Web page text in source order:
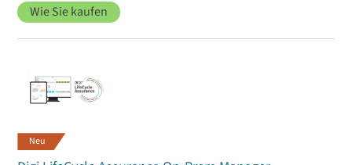
Wie Sie kaufen
Neu